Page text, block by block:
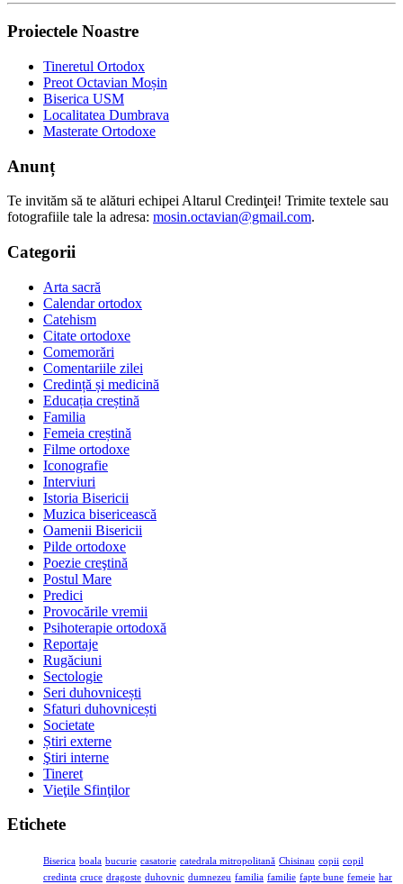
Proiectele Noastre
Tineretul Ortodox
Preot Octavian Moșin
Biserica USM
Localitatea Dumbrava
Masterate Ortodoxe
Anunț
Te invităm să te alături echipei Altarul Credinţei! Trimite textele sau
fotografiile tale la adresa: mosin.octavian@gmail.com.
Categorii
Arta sacră
Calendar ortodox
Catehism
Citate ortodoxe
Comemorări
Comentariile zilei
Credință și medicină
Educația creștină
Familia
Femeia creștină
Filme ortodoxe
Iconografie
Interviuri
Istoria Bisericii
Muzica bisericească
Oamenii Bisericii
Pilde ortodoxe
Poezie creştină
Postul Mare
Predici
Provocările vremii
Psihoterapie ortodoxă
Reportaje
Rugăciuni
Sectologie
Seri duhovnicești
Sfaturi duhovnicești
Societate
Știri externe
Ştiri interne
Tineret
Vieţile Sfinţilor
Etichete
Biserica boala bucurie casatorie catedrala mitropolitană Chisinau copii copil
credinta cruce dragoste duhovnic dumnezeu familia familie fapte bune femeie har